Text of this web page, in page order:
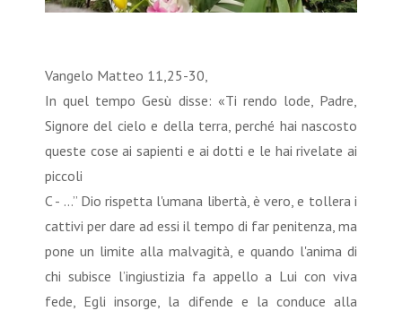
Vangelo Matteo 11,25-30,
In quel tempo Gesù disse: «Ti rendo lode, Padre,
Signore del cielo e della terra, perché hai nascosto
queste cose ai sapienti e ai dotti e le hai rivelate ai
piccoli
C - …” Dio rispetta l'umana libertà, è vero, e tollera i
cattivi per dare ad essi il tempo di far penitenza, ma
pone un limite alla malvagità, e quando l'anima di
chi subisce l’ingiustizia fa appello a Lui con viva
fede, Egli insorge, la difende e la conduce alla